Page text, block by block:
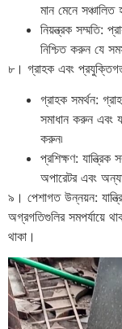
মান মেনে সঞ্চালিত
নিয়ন্ত্রক সম্মতি:
নিশ্চিত করুন যে
৮। গ্রাহক এবং
গ্রাহক সমর্থন:
সমাধান করুন এবং
করুন৷
প্রশিক্ষণ: যান্ত্রিক
অপারেটর এবং
৯। পেশাগত উন্নয়ন:
অগ্রগতিগুলির সমপর্যায়ে
থাকা।